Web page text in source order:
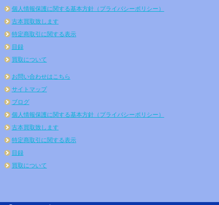
個人情報保護に関する基本方針（プライバシーポリシー）
古本買取致します
特定商取引に関する表示
目録
買取について
お問い合わせはこちら
サイトマップ
ブログ
個人情報保護に関する基本方針（プライバシーポリシー）
古本買取致します
特定商取引に関する表示
目録
買取について